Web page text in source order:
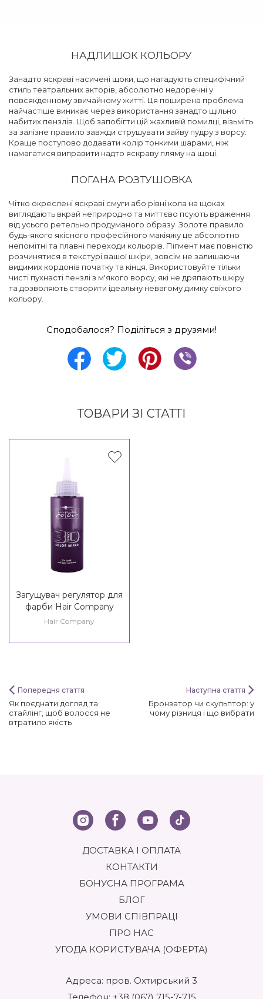
НАДЛИШОК КОЛЬОРУ
Занадто яскраві насичені щоки, що нагадують специфічний
стиль театральних акторів, абсолютно недоречні у
повсякденному звичайному житті. Ця поширена проблема
найчастіше виникає через використання занадто щільно
набитих пензлів. Щоб запобігти цій жахливій помилці, візьміть
за залізне правило завжди струшувати зайву пудру з ворсу.
Краще поступово додавати колір тонкими шарами, ніж
намагатися виправити надто яскраву пляму на щоці.
ПОГАНА РОЗТУШОВКА
Чітко окреслені яскраві смуги або рівні кола на щоках
виглядають вкрай неприродно та миттєво псують враження
від усього ретельно продуманого образу. Золоте правило
будь-якого якісного професійного макіяжу це абсолютно
непомітні та плавні переходи кольорів. Пігмент має повністю
розчинятися в текстурі вашої шкіри, зовсім не залишаючи
видимих кордонів початку та кінця. Використовуйте тільки
чисті пухнасті пензлі з м'якого ворсу, які не дряпають шкіру
та дозволяють створити ідеальну невагому димку свіжого
кольору.
Сподобалося? Поділіться з друзями!
ТОВАРИ ЗІ СТАТТІ
Загущувач регулятор для
фарби Hair Company
Inimitable Color 3D Effect
Hair Company
Попередня стаття
Як поєднати догляд та
стайлінг, щоб волосся не
втратило якість
Наступна стаття
Бронзатор чи скульптор: у
чому різниця і що вибрати
ДОСТАВКА І ОПЛАТА
КОНТАКТИ
БОНУСНА ПРОГРАМА
БЛОГ
УМОВИ СПІВПРАЦІ
ПРО НАС
УГОДА КОРИСТУВАЧА (ОФЕРТА)
Адреса: пров. Охтирський 3